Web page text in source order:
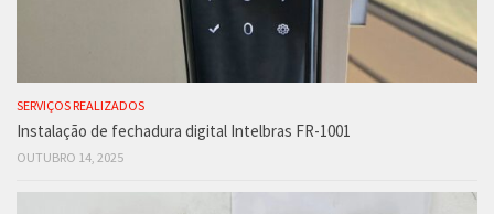
SERVIÇOS REALIZADOS
Instalação de fechadura digital Intelbras FR-1001
OUTUBRO 14, 2025